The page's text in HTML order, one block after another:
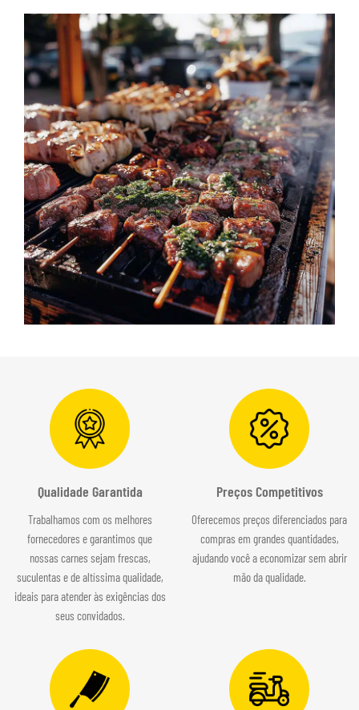
Qualidade Garantida
Trabalhamos com os melhores
fornecedores e garantimos que
nossas carnes sejam frescas,
suculentas e de altíssima qualidade,
ideais para atender às exigências dos
seus convidados.
Preços Competitivos
Oferecemos preços diferenciados para
compras em grandes quantidades,
ajudando você a economizar sem abrir
mão da qualidade.